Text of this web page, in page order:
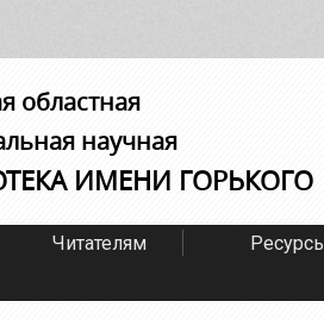
областная
научная
ИМЕНИ ГОРЬКОГО
Читателям